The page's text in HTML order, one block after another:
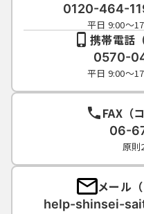
0120-464-
平日 9:00～
携帯電話
0570-
平日 9:00～
FAX（
06-
原則
メール
help-shinsei-